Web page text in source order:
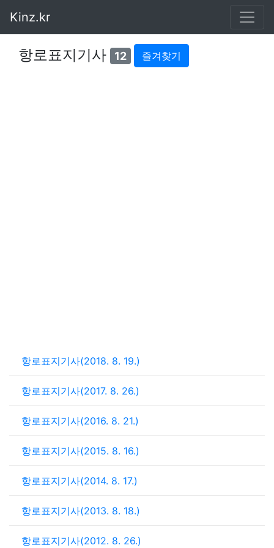
Kinz.kr
항로표지기사 12 즐겨찾기
항로표지기사(2018. 8. 19.)
항로표지기사(2017. 8. 26.)
항로표지기사(2016. 8. 21.)
항로표지기사(2015. 8. 16.)
항로표지기사(2014. 8. 17.)
항로표지기사(2013. 8. 18.)
항로표지기사(2012. 8. 26.)